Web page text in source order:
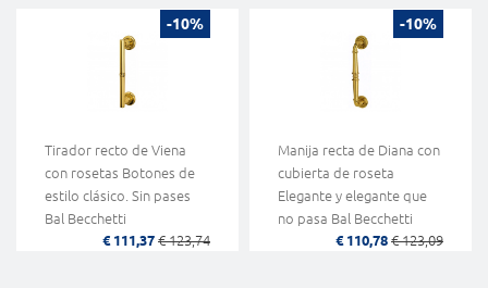
-10%
Tirador recto de Viena
con rosetas Botones de
estilo clásico. Sin pases
Bal Becchetti
€ 111,37 € 123,74
-10%
Manija recta de Diana con
cubierta de roseta
Elegante y elegante que
no pasa Bal Becchetti
€ 110,78 € 123,09